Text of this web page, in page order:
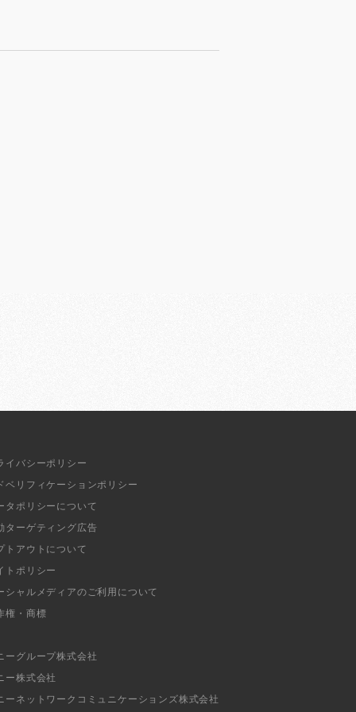
イバシーポリシー
ベリフィケーションポリシー
タポリシーについて
ターゲティング広告
トアウトについて
トポリシー
シャルメディアのご利用について
権・商標
ーグループ株式会社
ー株式会社
ーネットワークコミュニケーションズ株式会社